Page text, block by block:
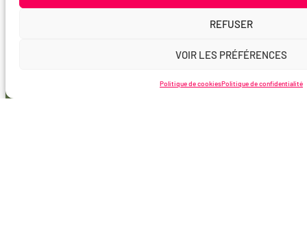
REFUSER
VOIR LES PRÉFÉRENCES
Politique de cookiesPolitique de confidentialité